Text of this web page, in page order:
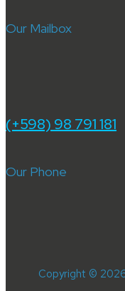
Our Mailbox
(+598) 98 791 181
Our Phone
Copyright ©